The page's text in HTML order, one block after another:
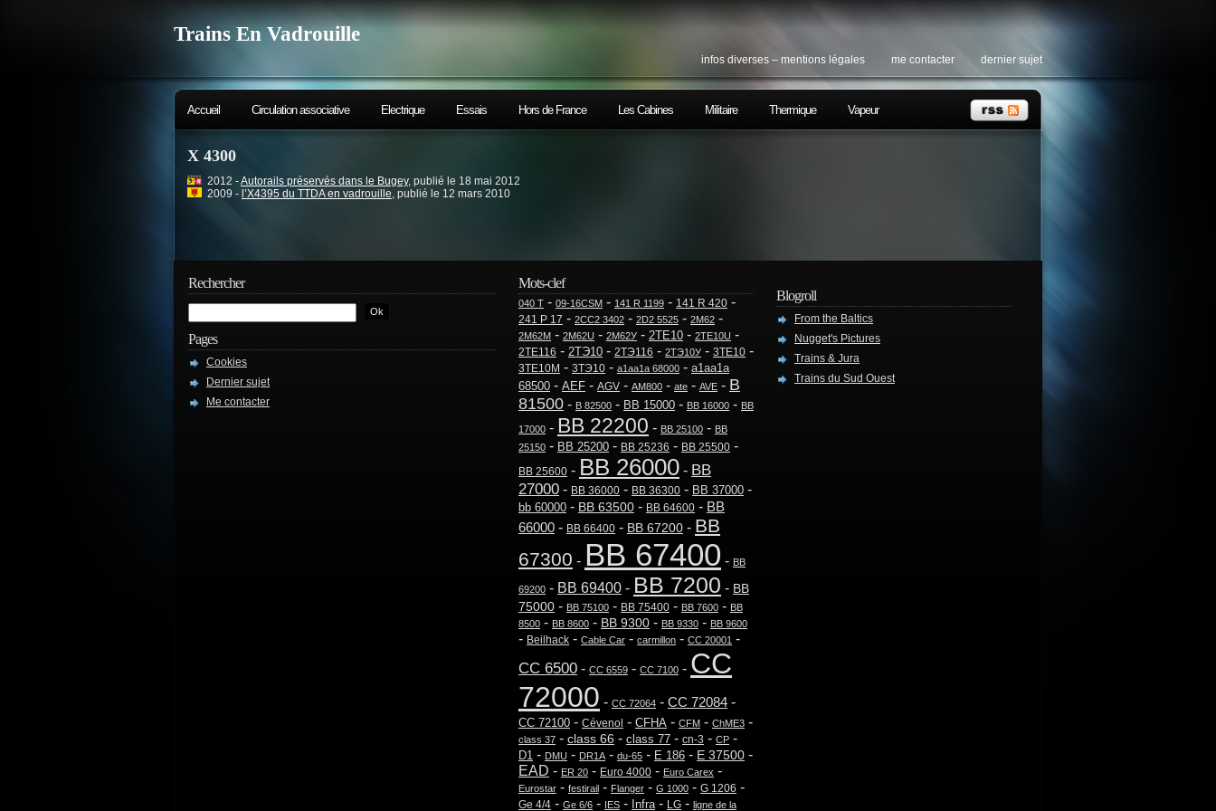
Trains En Vadrouille
infos diverses – mentions légales me contacter dernier sujet
Accueil Circulation associative Electrique Essais Hors de France Les Cabines Militaire Thermique Vapeur
X 4300
2012 -Autorails préservés dans le Bugey, publié le 18 mai 2012
2009 - l’X4395 du TTDA en vadrouille, publié le 12 mars 2010
Rechercher
Pages
Cookies
Dernier sujet
Me contacter
Mots-clef
040 T - 09-16CSM - 141 R 1199 - 141 R 420 -
241 P 17 - 2CC2 3402 - 2D2 5525 - 2M62 -
2M62M - 2M62U - 2M62У - 2TE10 - 2TE10U -
2TE116 - 2TЭ10 - 2TЭ116 - 2ТЭ10У - 3TE10 -
3TE10M - 3TЭ10 - a1aa1a 68000 - a1aa1a
68500 - AEF - AGV - AM800 - ate - AVE - B
81500 - B 82500 - BB 15000 - BB 16000 - BB
17000 - BB 22200 - BB 25100 - BB
25150 - BB 25200 - BB 25236 - BB 25500 -
BB 25600 - BB 26000 - BB
27000 - BB 36000 - BB 36300 - BB 37000 -
bb 60000 - BB 63500 - BB 64600 - BB
66000 - BB 66400 - BB 67200 - BB
67300 - BB 67400 - BB
69200 - BB 69400 - BB 7200 - BB
75000 - BB 75100 - BB 75400 - BB 7600 - BB
8500 - BB 8600 - BB 9300 - BB 9330 - BB 9600
- Beilhack - Cable Car - carmillon - CC 20001 -
CC 6500 - CC 6559 - CC 7100 - CC
72000 - CC 72064 - CC 72084 -
CC 72100 - Cévenol - CFHA - CFM - ChME3 -
class 37 - class 66 - class 77 - cn-3 - CP -
D1 - DMU - DR1A - du-65 - E 186 - E 37500 -
EAD - ER 20 - Euro 4000 - Euro Carex -
Eurostar - festirail - Flanger - G 1000 - G 1206 -
Ge 4/4 - Ge 6/6 - IES - Infra - LG - ligne de la
Blogroll
From the Baltics
Nugget's Pictures
Trains & Jura
Trains du Sud Ouest